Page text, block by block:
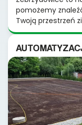
pomożemy
Twoją przestrzeń